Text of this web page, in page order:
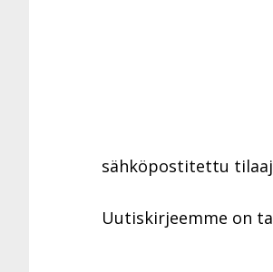
sähköpostitettu
Uutiskirjeemme on